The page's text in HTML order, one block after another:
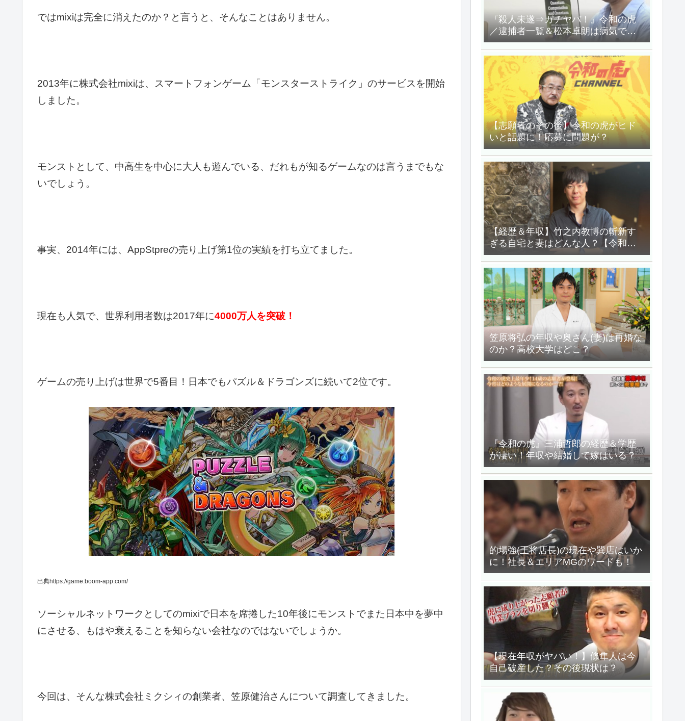
ではmixiは完全に消えたのか？と言うと、そんなことはありません。
2013年に株式会社mixiは、スマートフォンゲーム「モンスターストライク」のサービスを開始
しました。
モンストとして、中高生を中心に大人も遊んでいる、だれもが知るゲームなのは言うまでもな
いでしょう。
事実、2014年には、AppStpreの売り上げ第1位の実績を打ち立てました。
現在も人気で、世界利用者数は2017年に4000万人を突破！
ゲームの売り上げは世界で5番目！日本でもパズル＆ドラゴンズに続いて2位です。
出典https://game.boom-app.com/
ソーシャルネットワークとしてのmixiで日本を席捲した10年後にモンストでまた日本中を夢中
にさせる、もはや衰えることを知らない会社なのではないでしょうか。
今回は、そんな株式会社ミクシィの創業者、笠原健治さんについて調査してきました。
『殺人未遂⇒ガチヤバ！』令和の虎
／逮捕者一覧＆松本卓朗は病気で何
をしでかした？
【志願者のその後】令和の虎がヒド
いと話題に！応募に問題が？
【経歴＆年収】竹之内教博の斬新す
ぎる自宅と妻はどんな人？【令和の
虎】
笠原将弘の年収や奥さん(妻)は再婚な
のか？高校大学はどこ？
『令和の虎』三浦哲郎の経歴＆学歴
が凄い！年収や結婚して嫁はいる？
的場強(王将店長)の現在や巽店はいか
に！社長＆エリアMGのワードも！
【現在年収がヤバい！】條隼人は今
自己破産した？その後現状は？